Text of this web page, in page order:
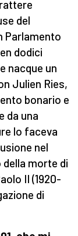
del
Parlamento
dodici
nacque un
Julien Ries,
bonario e
da una
lo faceva
nel
della morte di
II (1920-
di